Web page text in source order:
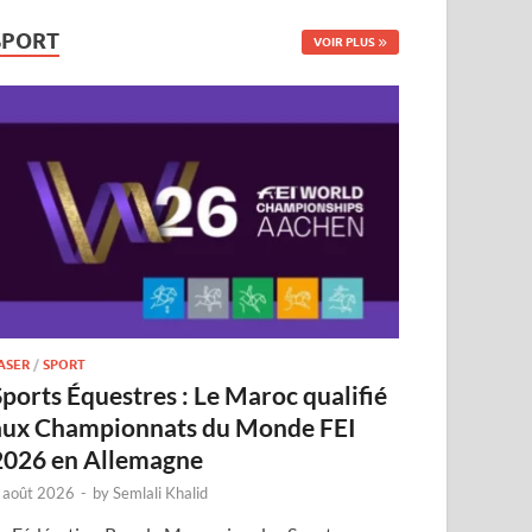
VOIR PLUS
/SPORT
Équestres : Le Maroc qualifié
Championnats du Monde FEI
en Allemagne
2026 - bySemlali Khalid